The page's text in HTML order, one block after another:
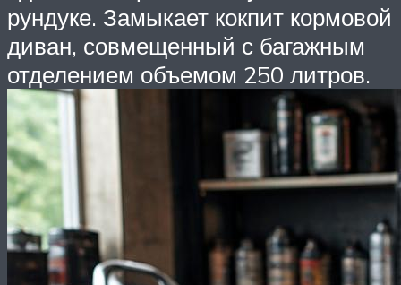
рундуке. Замыкает кокпит кормовой
диван, совмещенный с багажным
отделением объемом 250 литров.